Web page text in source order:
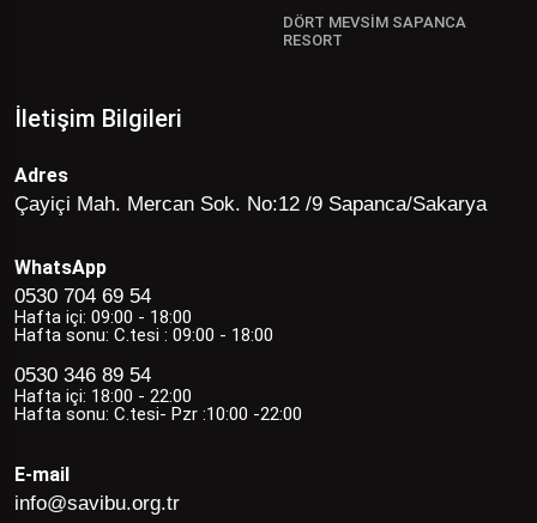
DÖRT MEVSİM SAPANCA
RESORT
İletişim Bilgileri
Adres
Çayiçi Mah. Mercan Sok. No:12 /9 Sapanca/Sakarya
WhatsApp
0530 704 69 54
Hafta içi: 09:00 - 18:00
Hafta sonu: C.tesi : 09:00 - 18:00
0530 346 89 54
Hafta içi: 18:00 - 22:00
Hafta sonu: C.tesi- Pzr :10:00 -22:00
E-mail
info@savibu.org.tr